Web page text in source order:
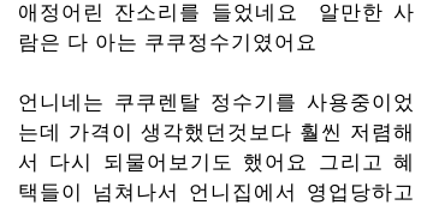
애정어린 잔소리를 들었네요 알만한 사
람은 다 아는 쿠쿠정수기였어요
언니네는 쿠쿠렌탈 정수기를 사용중이었
는데 가격이 생각했던것보다 훨씬 저렴해
서 다시 되물어보기도 했어요 그리고 혜
택들이 넘쳐나서 언니집에서 영업당하고